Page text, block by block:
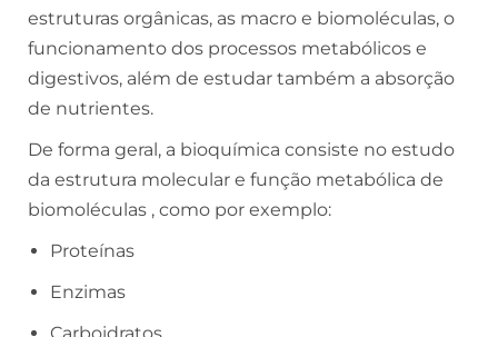
estruturas orgânicas, as macro e biomoléculas, o
funcionamento dos processos metabólicos e
digestivos, além de estudar também a absorção
de nutrientes.
De forma geral, a bioquímica consiste no estudo
da estrutura molecular e função metabólica de
biomoléculas , como por exemplo:
Proteínas
Enzimas